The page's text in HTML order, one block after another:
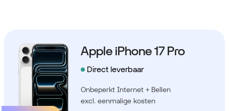
Apple iPhone 17 Pro
Direct leverbaar
Onbeperkt Internet + Bellen
excl. eenmalige kosten